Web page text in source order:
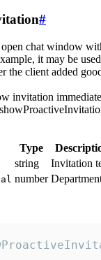
#
chat window
it may be
the client added
invitation
Type
string
Invitation
number